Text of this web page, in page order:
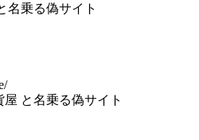
名乗る偽サイト
と名乗る偽サイト